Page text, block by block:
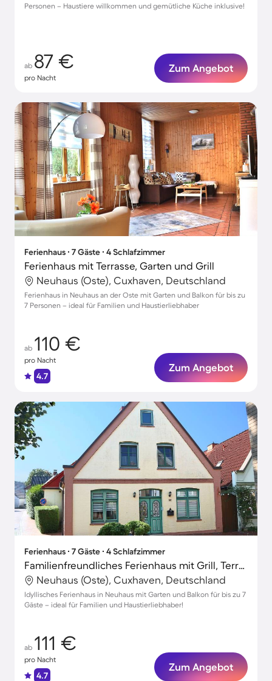
Personen – Haustiere willkommen und gemütliche Küche inklusive!
ab 87 €
pro Nacht
Zum Angebot
Ferienhaus ∙ 7 Gäste ∙ 4 Schlafzimmer
Ferienhaus mit Terrasse, Garten und Grill
Neuhaus (Oste), Cuxhaven, Deutschland
Ferienhaus in Neuhaus an der Oste mit Garten und Balkon für bis zu
7 Personen – ideal für Familien und Haustierliebhaber
ab 110 €
pro Nacht
4.7
Zum Angebot
Ferienhaus ∙ 7 Gäste ∙ 4 Schlafzimmer
Familienfreundliches Ferienhaus mit Grill, Terrasse und Garten | Haustiere sind willkommen
Neuhaus (Oste), Cuxhaven, Deutschland
Idyllisches Ferienhaus in Neuhaus mit Garten und Balkon für bis zu 7
Gäste – ideal für Familien und Haustierliebhaber!
ab 111 €
pro Nacht
4.7
Zum Angebot